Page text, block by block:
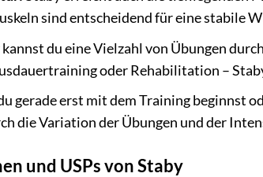
sind entscheidend für eine stabile
du eine Vielzahl von Übungen
oder Rehabilitation –
gerade erst mit dem Training beginnst
die Variation der Übungen und der
und USPs von Staby